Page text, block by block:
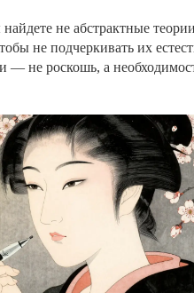
не абстрактные
не подчеркивать их
— не роскошь, а